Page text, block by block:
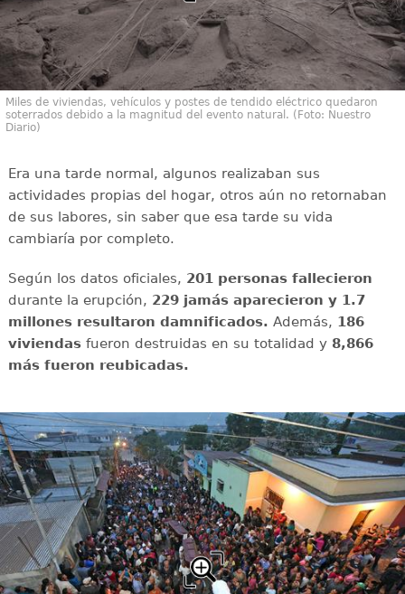
Miles de viviendas, vehículos y postes de tendido eléctrico quedaron
soterrados debido a la magnitud del evento natural. (Foto: Nuestro
Diario)
Era una tarde normal, algunos realizaban sus
actividades propias del hogar, otros aún no retornaban
de sus labores, sin saber que esa tarde su vida
cambiaría por completo.
Según los datos oficiales, 201 personas fallecieron
durante la erupción, 229 jamás aparecieron y 1.7
millones resultaron damnificados. Además, 186
viviendasfueron destruidas en su totalidad y 8,866
más fueron reubicadas.